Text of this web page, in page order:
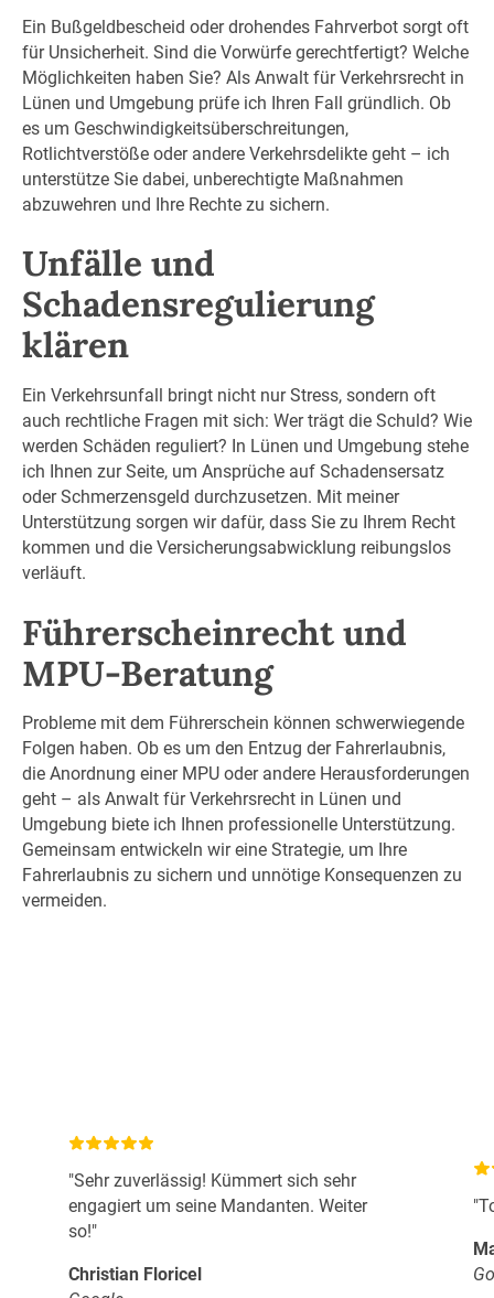
Ein Bußgeldbescheid oder drohendes Fahrverbot sorgt oft
für Unsicherheit. Sind die Vorwürfe gerechtfertigt? Welche
Möglichkeiten haben Sie? Als Anwalt für Verkehrsrecht in
Lünen und Umgebung prüfe ich Ihren Fall gründlich. Ob
es um Geschwindigkeitsüberschreitungen,
Rotlichtverstöße oder andere Verkehrsdelikte geht – ich
unterstütze Sie dabei, unberechtigte Maßnahmen
abzuwehren und Ihre Rechte zu sichern.
Unfälle und
Schadensregulierung
klären
Ein Verkehrsunfall bringt nicht nur Stress, sondern oft
auch rechtliche Fragen mit sich: Wer trägt die Schuld? Wie
werden Schäden reguliert? In Lünen und Umgebung stehe
ich Ihnen zur Seite, um Ansprüche auf Schadensersatz
oder Schmerzensgeld durchzusetzen. Mit meiner
Unterstützung sorgen wir dafür, dass Sie zu Ihrem Recht
kommen und die Versicherungsabwicklung reibungslos
verläuft.
Führerscheinrecht und
MPU-Beratung
Probleme mit dem Führerschein können schwerwiegende
Folgen haben. Ob es um den Entzug der Fahrerlaubnis,
die Anordnung einer MPU oder andere Herausforderungen
geht – als Anwalt für Verkehrsrecht in Lünen und
Umgebung biete ich Ihnen professionelle Unterstützung.
Gemeinsam entwickeln wir eine Strategie, um Ihre
Fahrerlaubnis zu sichern und unnötige Konsequenzen zu
vermeiden.
"Sehr zuverlässig! Kümmert sich sehr
engagiert um seine Mandanten. Weiter
so!"
Christian Floricel